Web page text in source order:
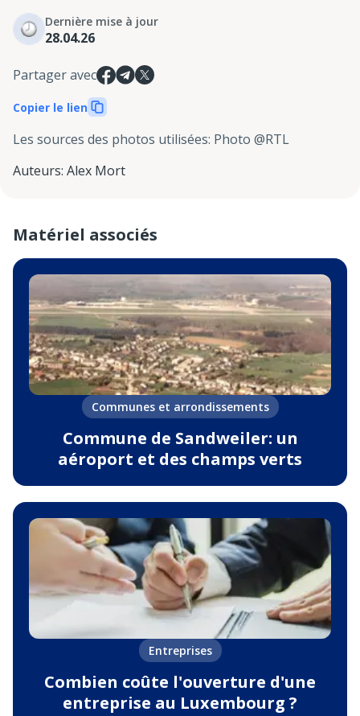
Dernière mise à jour
28.04.26
Partager avec
Copier le lien
Les sources des photos utilisées: Photo @RTL
Auteurs: Alex Mort
Matériel associés
Communes et arrondissements
Commune de Sandweiler: un
aéroport et des champs verts
Entreprises
Combien coûte l'ouverture d'une
entreprise au Luxembourg ?